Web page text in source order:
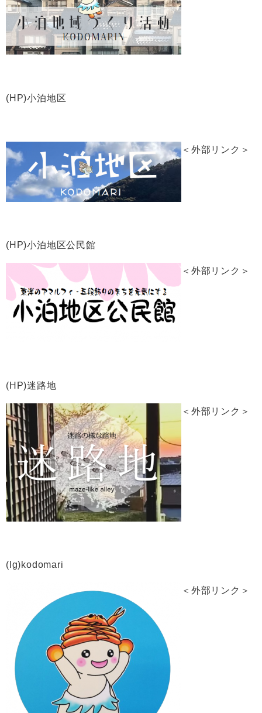
(HP)小泊地区
＜外部リンク＞
(HP)小泊地区公民館
＜外部リンク＞
(HP)迷路地
＜外部リンク＞
(Ig)kodomari
＜外部リンク＞